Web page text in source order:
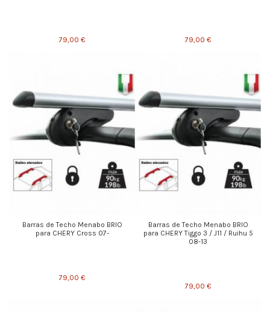
79,00 € 79,00 €
Barras de Techo Menabo BRIO
para CHERY Cross 07-
79,00 €
Barras de Techo Menabo BRIO
para CHERY Tiggo 3 / J11 / Ruihu 5
08-13
79,00 €